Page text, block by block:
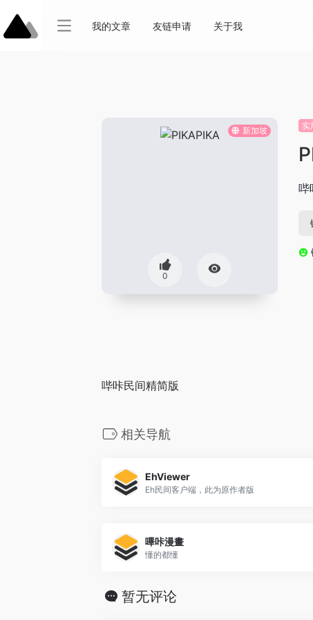
我的文章 友链申请 关于我
新加坡
0
实
哔
哔咔民间精简版
相关导航
EhViewer
Eh民间客户端，此为原作者版
嗶咔漫畫
懂的都懂
暂无评论